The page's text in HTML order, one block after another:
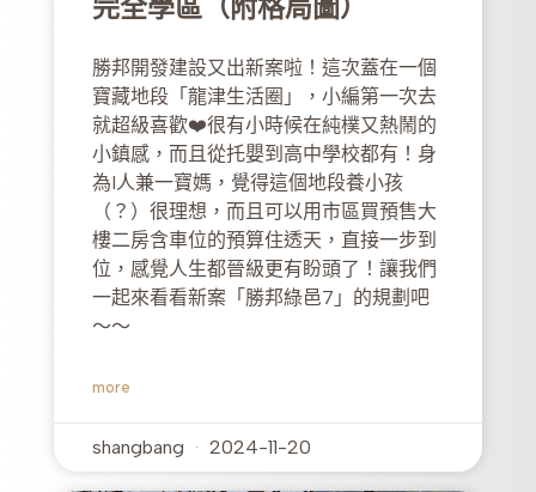
完全學區（附格局圖）
勝邦開發建設又出新案啦！這次蓋在一個
寶藏地段「龍津生活圈」，小編第一次去
就超級喜歡❤️很有小時候在純樸又熱鬧的
小鎮感，而且從托嬰到高中學校都有！身
為I人兼一寶媽，覺得這個地段養小孩
（？）很理想，而且可以用市區買預售大
樓二房含車位的預算住透天，直接一步到
位，感覺人生都晉級更有盼頭了！讓我們
一起來看看新案「勝邦綠邑7」的規劃吧
～～
more
shangbang 2024-11-20